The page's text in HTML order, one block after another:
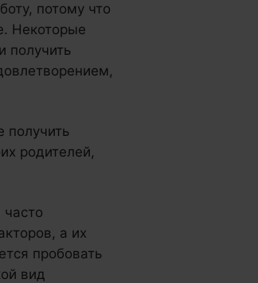
потому что
Некоторые
получить
получить
родителей,
а их
пробовать
вид